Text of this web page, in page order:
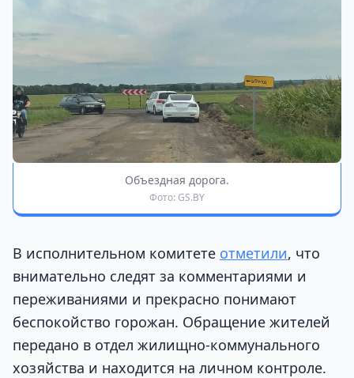
Объездная дорога.
Фото: GS.BY
В исполнительном комитете отметили, что
внимательно следят за комментариями и
переживаниями и прекрасно понимают
беспокойство горожан. Обращение жителей
передано в отдел жилищно-коммунального
хозяйства и находится на личном контроле.